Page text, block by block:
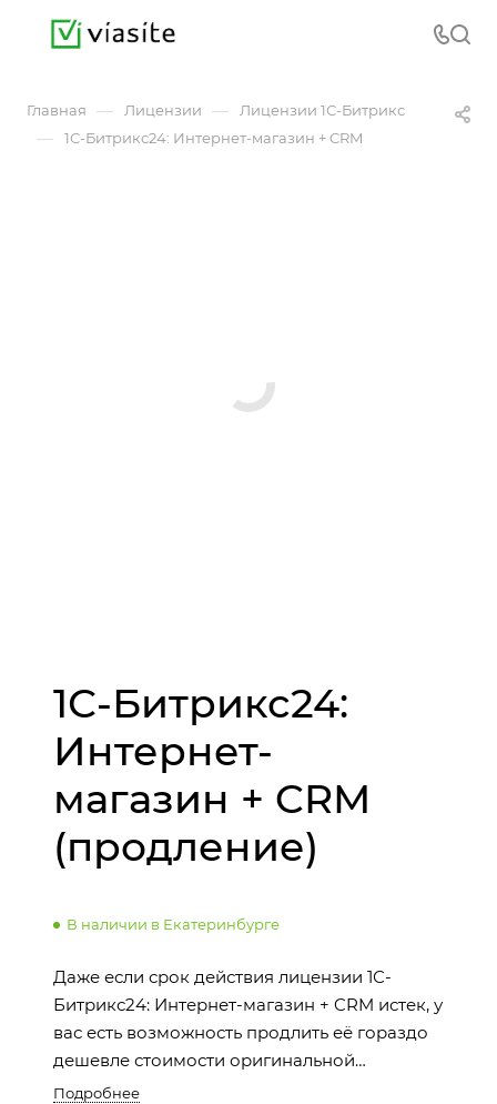
Главная — Лицензии — Лицензии 1С-Битрикс
— 1С-Битрикс24: Интернет-магазин + CRM
1С-Битрикс24:
Интернет-
магазин + CRM
(продление)
В наличии в Екатеринбурге
Даже если срок действия лицензии 1С-
Битрикс24: Интернет-магазин + CRM истек, у
вас есть возможность продлить её гораздо
дешевле стоимости оригинальной
лицензии. Пока лицензия активна, вы
Подробнее